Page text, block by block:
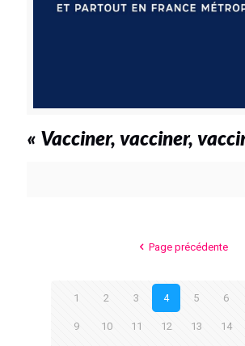
« Vacciner, vacciner,
Page précédente
1 2 3 4 5 6
9 10 11 12 13 14